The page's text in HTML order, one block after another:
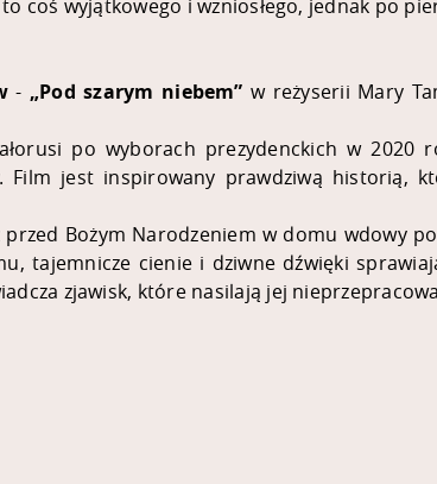
coś wyjątkowego i wzniosłego, jednak po
- „Pod szarym niebem” w reżyserii Mary
po wyborach prezydenckich w 2020
jest inspirowany prawdziwą historią,
Bożym Narodzeniem w domu wdowy
tajemnicze cienie i dziwne dźwięki
zjawisk, które nasilają jej